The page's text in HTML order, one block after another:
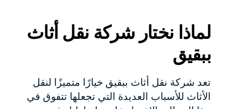
لماذا نختار شركة نقل أثاث
ببقيق
تعد شركة نقل أثاث ببقيق خيارًا متميزًا لنقل
الأثاث للأسباب العديدة التي تجعلها تتفوق في